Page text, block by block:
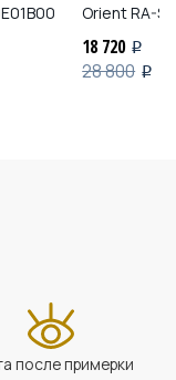
OrientRA-
18 720 i
28 800 i
после примерки